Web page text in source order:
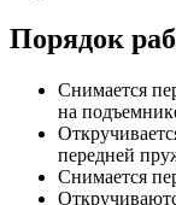
Порядок
Снимается
на
передней
Снимается